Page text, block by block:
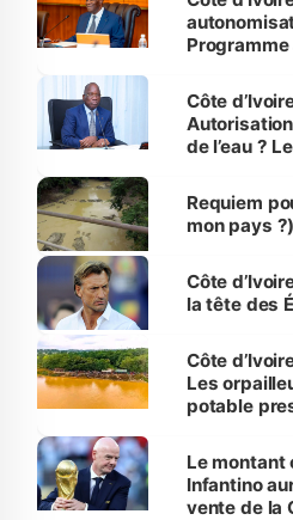
Côte
de l’eau ?
Requiem
mon pays ?)
Côte
la tête des
Côte
Les
potable
Le montant
Infantino
vente de la